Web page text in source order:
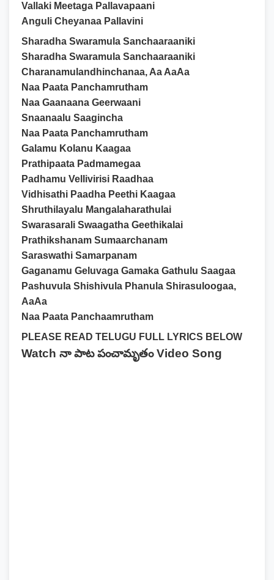
Vallaki Meetaga Pallavapaani
Anguli Cheyanaa Pallavini
Sharadha Swaramula Sanchaaraaniki
Sharadha Swaramula Sanchaaraaniki
Charanamulandhinchanaa, Aa AaAa
Naa Paata Panchamrutham
Naa Gaanaana Geerwaani
Snaanaalu Saagincha
Naa Paata Panchamrutham
Galamu Kolanu Kaagaa
Prathipaata Padmamegaa
Padhamu Vellivirisi Raadhaa
Vidhisathi Paadha Peethi Kaagaa
Shruthilayalu Mangalaharathulai
Swarasarali Swaagatha Geethikalai
Prathikshanam Sumaarchanam
Saraswathi Samarpanam
Gaganamu Geluvaga Gamaka Gathulu Saagaa
Pashuvula Shishivula Phanula Shirasuloogaa,
AaAa
Naa Paata Panchaamrutham
PLEASE READ TELUGU FULL LYRICS BELOW
Watch నా పాట పంచామృతం Video Song